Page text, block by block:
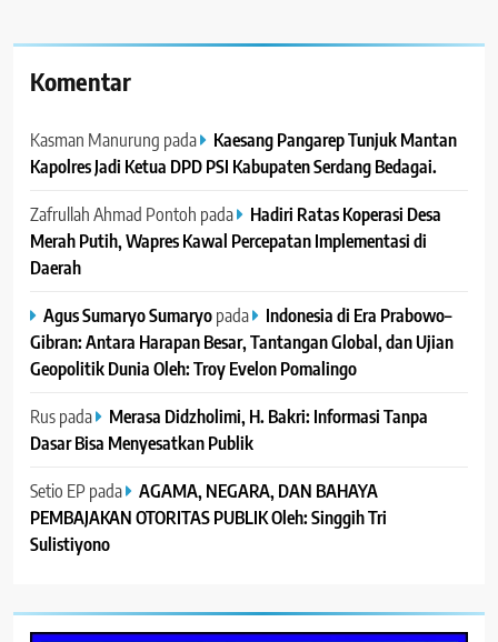
Komentar
Kasman Manurung pada
Kaesang Pangarep Tunjuk Mantan
Kapolres Jadi Ketua DPD PSI Kabupaten Serdang Bedagai. ‎ ‎
Zafrullah Ahmad Pontoh pada
Hadiri Ratas Koperasi Desa
Merah Putih, Wapres Kawal Percepatan Implementasi di
Daerah
Agus Sumaryo Sumaryopada
Indonesia di Era Prabowo–
Gibran: Antara Harapan Besar, Tantangan Global, dan Ujian
Geopolitik Dunia Oleh: Troy Evelon Pomalingo
Ruspada
Merasa Didzholimi, H. Bakri: Informasi Tanpa
Dasar Bisa Menyesatkan Publik
Setio EP pada
AGAMA, NEGARA, DAN BAHAYA
PEMBAJAKAN OTORITAS PUBLIK Oleh: Singgih Tri
Sulistiyono